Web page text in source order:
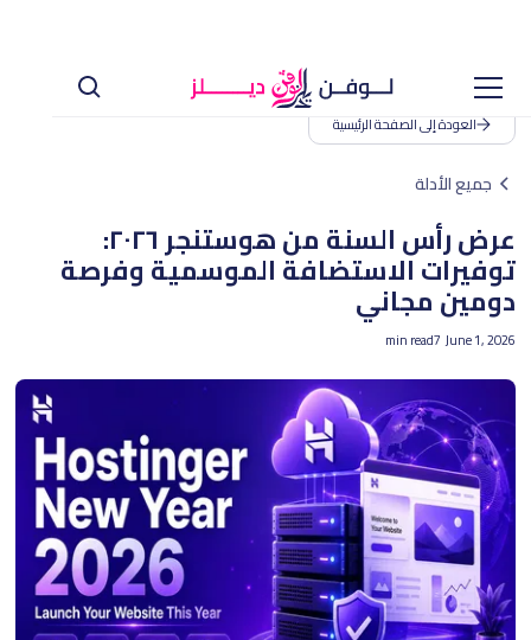
العودة إلى الصفحة الرئيسية
جميع الأدلة
عرض رأس السنة من هوستنجر ٢٠٢٦:
توفيرات الاستضافة الموسمية وفرصة
دومين مجاني
June 1, 2026
7
min read